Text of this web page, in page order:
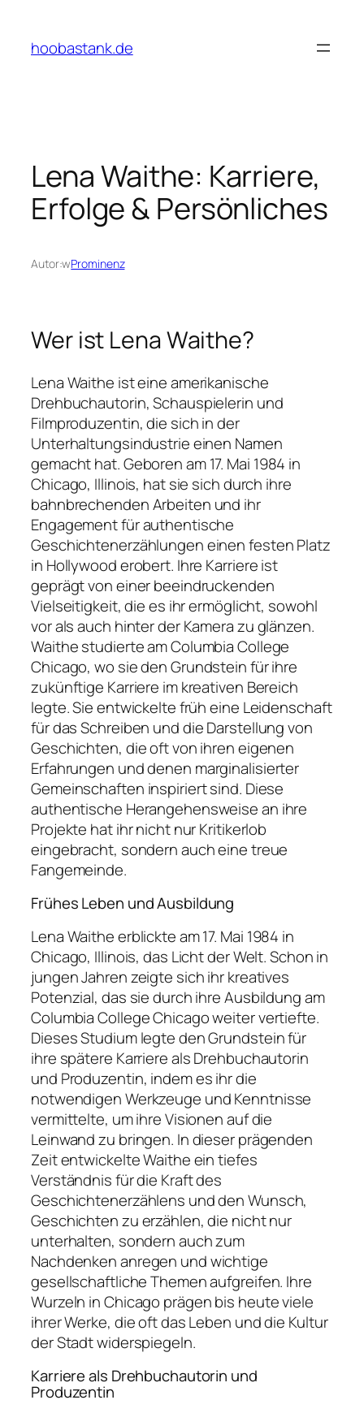
treścihoobastank.de
Lena Waithe: Karriere,
Erfolge & Persönliches
Autor:wProminenz
Wer ist Lena Waithe?
Lena Waithe ist eine amerikanische
Drehbuchautorin, Schauspielerin und
Filmproduzentin, die sich in der
Unterhaltungsindustrie einen Namen
gemacht hat. Geboren am 17. Mai 1984 in
Chicago, Illinois, hat sie sich durch ihre
bahnbrechenden Arbeiten und ihr
Engagement für authentische
Geschichtenerzählungen einen festen Platz
in Hollywood erobert. Ihre Karriere ist
geprägt von einer beeindruckenden
Vielseitigkeit, die es ihr ermöglicht, sowohl
vor als auch hinter der Kamera zu glänzen.
Waithe studierte am Columbia College
Chicago, wo sie den Grundstein für ihre
zukünftige Karriere im kreativen Bereich
legte. Sie entwickelte früh eine Leidenschaft
für das Schreiben und die Darstellung von
Geschichten, die oft von ihren eigenen
Erfahrungen und denen marginalisierter
Gemeinschaften inspiriert sind. Diese
authentische Herangehensweise an ihre
Projekte hat ihr nicht nur Kritikerlob
eingebracht, sondern auch eine treue
Fangemeinde.
Frühes Leben und Ausbildung
Lena Waithe erblickte am 17. Mai 1984 in
Chicago, Illinois, das Licht der Welt. Schon in
jungen Jahren zeigte sich ihr kreatives
Potenzial, das sie durch ihre Ausbildung am
Columbia College Chicago weiter vertiefte.
Dieses Studium legte den Grundstein für
ihre spätere Karriere als Drehbuchautorin
und Produzentin, indem es ihr die
notwendigen Werkzeuge und Kenntnisse
vermittelte, um ihre Visionen auf die
Leinwand zu bringen. In dieser prägenden
Zeit entwickelte Waithe ein tiefes
Verständnis für die Kraft des
Geschichtenerzählens und den Wunsch,
Geschichten zu erzählen, die nicht nur
unterhalten, sondern auch zum
Nachdenken anregen und wichtige
gesellschaftliche Themen aufgreifen. Ihre
Wurzeln in Chicago prägen bis heute viele
ihrer Werke, die oft das Leben und die Kultur
der Stadt widerspiegeln.
Karriere als Drehbuchautorin und
Produzentin